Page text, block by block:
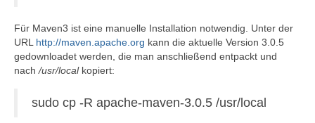
Für Maven3 ist eine manuelle Installation notwendig. Unter der
URL http://maven.apache.org kann die aktuelle Version 3.0.5
gedownloadet werden, die man anschließend entpackt und
nach /usr/localkopiert:
sudo cp -R apache-maven-3.0.5 /usr/local